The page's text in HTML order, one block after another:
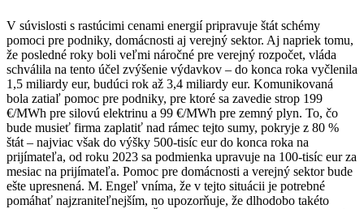
V súvislosti s rastúcimi cenami energií pripravuje štát schémy
pomoci pre podniky, domácnosti aj verejný sektor. Aj napriek tomu,
že posledné roky boli veľmi náročné pre verejný rozpočet, vláda
schválila na tento účel zvýšenie výdavkov – do konca roka vyčlenila
1,5 miliardy eur, budúci rok až 3,4 miliardy eur. Komunikovaná
bola zatiaľ pomoc pre podniky, pre ktoré sa zavedie strop 199
€/MWh pre silovú elektrinu a 99 €/MWh pre zemný plyn. To, čo
bude musieť firma zaplatiť nad rámec tejto sumy, pokryje z 80 %
štát – najviac však do výšky 500-tisíc eur do konca roka na
prijímateľa, od roku 2023 sa podmienka upravuje na 100-tisíc eur za
mesiac na prijímateľa. Pomoc pre domácnosti a verejný sektor bude
ešte upresnená. M. Engeľ vníma, že v tejto situácii je potrebné
pomáhať najzraniteľnejším, no upozorňuje, že dlhodobo takéto